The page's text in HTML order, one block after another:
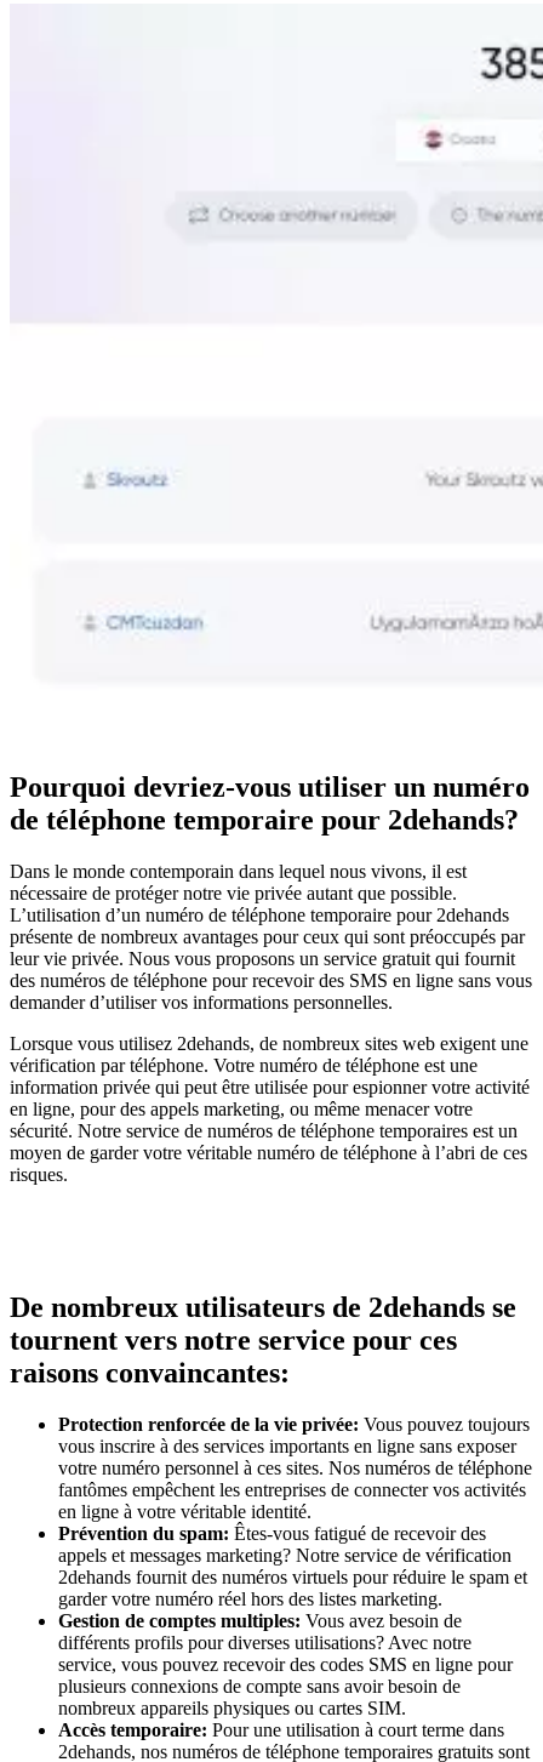
Pourquoi devriez-vous utiliser un numéro
de téléphone temporaire pour 2dehands?
Dans le monde contemporain dans lequel nous vivons, il est
nécessaire de protéger notre vie privée autant que possible.
L’utilisation d’un numéro de téléphone temporaire pour 2dehands
présente de nombreux avantages pour ceux qui sont préoccupés par
leur vie privée. Nous vous proposons un service gratuit qui fournit
des numéros de téléphone pour recevoir des SMS en ligne sans vous
demander d’utiliser vos informations personnelles.
Lorsque vous utilisez 2dehands, de nombreux sites web exigent une
vérification par téléphone. Votre numéro de téléphone est une
information privée qui peut être utilisée pour espionner votre activité
en ligne, pour des appels marketing, ou même menacer votre
sécurité. Notre service de numéros de téléphone temporaires est un
moyen de garder votre véritable numéro de téléphone à l’abri de ces
risques.
De nombreux utilisateurs de 2dehands se
tournent vers notre service pour ces
raisons convaincantes:
Protection renforcée de la vie privée: Vous pouvez toujours
vous inscrire à des services importants en ligne sans exposer
votre numéro personnel à ces sites. Nos numéros de téléphone
fantômes empêchent les entreprises de connecter vos activités
en ligne à votre véritable identité.
Prévention du spam: Êtes-vous fatigué de recevoir des
appels et messages marketing? Notre service de vérification
2dehands fournit des numéros virtuels pour réduire le spam et
garder votre numéro réel hors des listes marketing.
Gestion de comptes multiples: Vous avez besoin de
différents profils pour diverses utilisations? Avec notre
service, vous pouvez recevoir des codes SMS en ligne pour
plusieurs connexions de compte sans avoir besoin de
nombreux appareils physiques ou cartes SIM.
Accès temporaire: Pour une utilisation à court terme dans
2dehands, nos numéros de téléphone temporaires gratuits sont